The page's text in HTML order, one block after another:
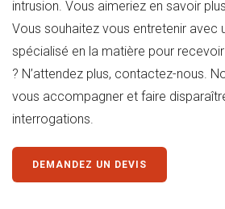
intrusion. Vous aimeriez en savoir
Vous souhaitez vous entretenir avec
spécialisé en la matière pour
? N’attendez plus, contactez-nous.
vous accompagner et faire
interrogations.
DEMANDEZ UN DEVIS